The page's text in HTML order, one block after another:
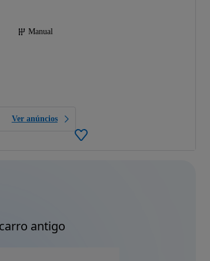
Manual
Ver anúncios
antigo